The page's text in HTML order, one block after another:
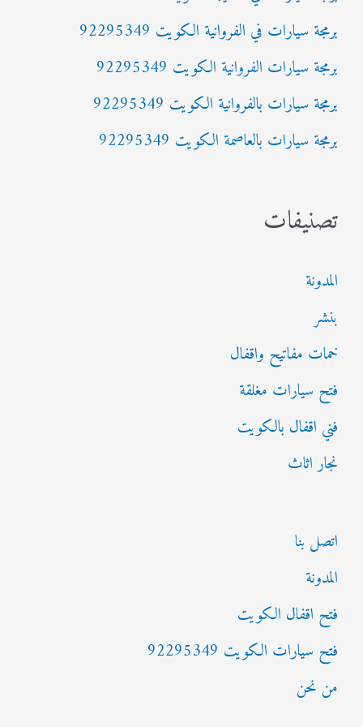
ن
:
برمجة سيارات في الفروانية الكويت 92295349
برمجة سيارات الفروانية الكويت 92295349
برمجة سيارات بالفروانية الكويت 92295349
برمجة سيارات بالعاصمة الكويت 92295349
تصنيفات
المدونة
بنشر
خمات مفاتيح واقفال
فتح سيارات مغلقة
فني اقفال بالكويت
نجار اثاث
اتصل بنا
المدونة
فتح اقفال الكويت
فتح سيارات الكويت 92295349
من نحن